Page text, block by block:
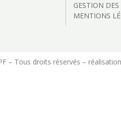
GESTION DES
MENTIONS
– Tous droits réservés –